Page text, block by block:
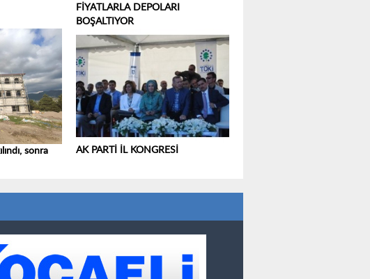
FİYATLARLA DEPOLARI
BOŞALTIYOR
sonra
AK PARTİ İL KONGRESİ